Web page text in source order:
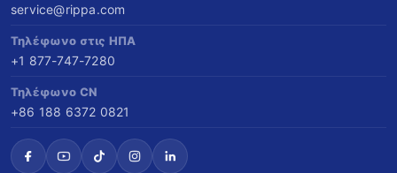
service@rippa.com
Τηλέφωνο στις ΗΠΑ
+1 877-747-7280
Τηλέφωνο CN
+86 188 6372 0821